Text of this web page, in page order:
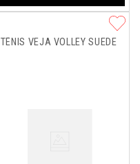
TÊNIS VEJA VOLLEY SUEDE